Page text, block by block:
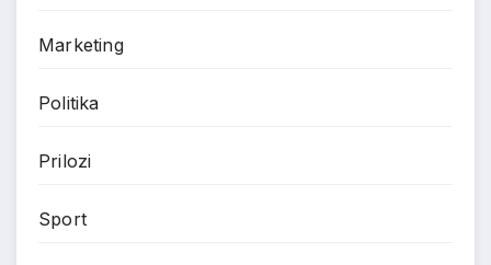
Marketing
Politika
Prilozi
Sport